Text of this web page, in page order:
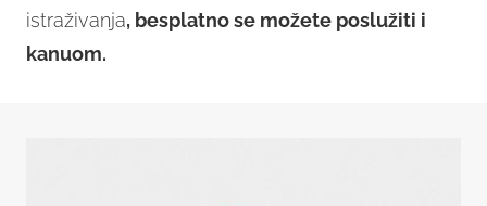
istraživanja, besplatno se možete poslužiti i
kanuom.